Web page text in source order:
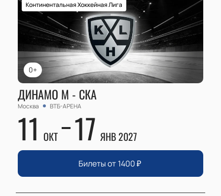
0+
Континентальная Хоккейная Лига
ДИНАМО М - СКА
Москва ВТБ-АРЕНА
11 ОКТ 17 ЯНВ 2027
Билеты от 1400₽